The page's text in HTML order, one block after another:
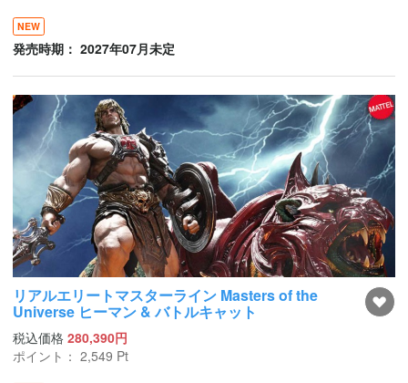
NEW
発売時期： 2027年07月未定
リアルエリートマスターライン Masters of the
Universe ヒーマン & バトルキャット
税込価格 280,390円
ポイント： 2,549 Pt